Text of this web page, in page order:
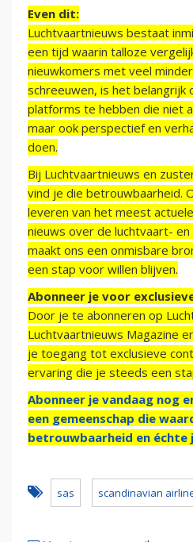
Even dit:
Luchtvaartnieuws bestaat
een tijd waarin talloze
nieuwkomers met veel
schreeuwen, is het belangrijk
platforms te hebben die niet
maar ook perspectief en
doen.
Bij Luchtvaartnieuws en
vind je die betrouwbaarheid.
leveren van het meest
nieuws over de luchtvaart-
maakt ons een onmisbare
een stap voor willen blijven.
Abonneer je voor
Door je te abonneren op
Luchtvaartnieuws Magazine
je toegang tot exclusieve
ervaring die je steeds een
Abonneer je vandaag nog
een gemeenschap die
betrouwbaarheid en échte
sas scandinavian